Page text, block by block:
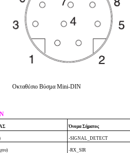
Οκταθέσιο Βύσµα Mini-DIN
Όνοµα Σήµατος
-SIGNAL_DETECT
-RX_SIR